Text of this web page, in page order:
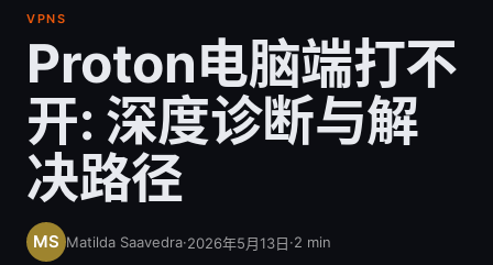
VPNS
Proton电脑端打不
开: 深度诊断与解
决路径
Matilda Saavedra·2026年5月13日·2 min